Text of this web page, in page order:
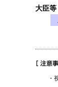
大臣等
・